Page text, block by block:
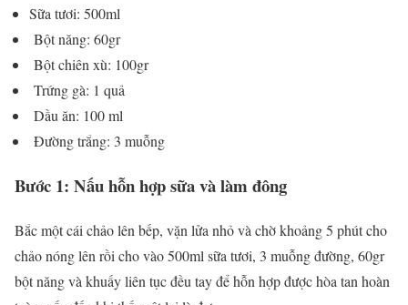
Sữa tươi: 500ml
Bột năng: 60gr
Bột chiên xù: 100gr
Trứng gà: 1 quả
Dầu ăn: 100 ml
Đường trắng: 3 muỗng
Bước 1: Nấu hỗn hợp sữa và làm đông
Bắc một cái chảo lên bếp, vặn lửa nhỏ và chờ khoảng 5 phút cho
chảo nóng lên rồi cho vào 500ml sữa tươi, 3 muỗng đường, 60gr
bột năng và khuấy liên tục đều tay để hỗn hợp được hòa tan hoàn